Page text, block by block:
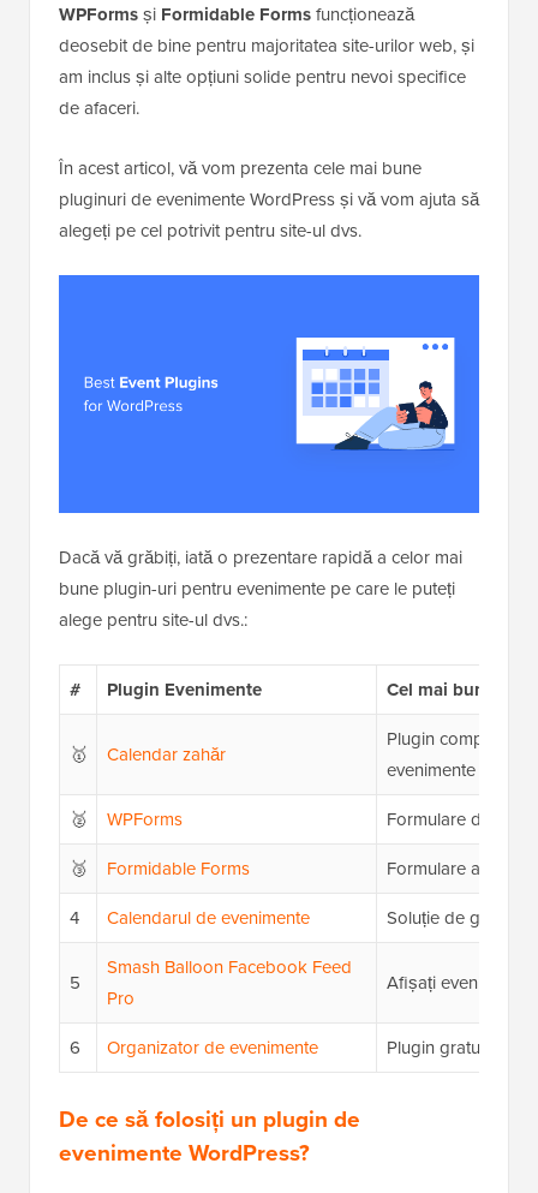
WPFormsși Formidable Formsfuncționează
deosebit de bine pentru majoritatea site-urilor web, și
am inclus și alte opțiuni solide pentru nevoi specifice
de afaceri.
În acest articol, vă vom prezenta cele mai bune
pluginuri de evenimente WordPress și vă vom ajuta să
alegeți pe cel potrivit pentru site-ul dvs.
Dacă vă grăbiți, iată o prezentare rapidă a celor mai
bune plugin-uri pentru evenimente pe care le puteți
alege pentru site-ul dvs.:
# Plugin Evenimente Cel mai bun
🥇 Calendar zahăr
Plugin complet
evenimente
🥈
WPForms
Formulare de
🥉
Formidable Forms
Formulare
4
Calendarul de evenimente Soluție de
5
Smash Balloon Facebook Feed
Pro
Afișați evenimente
6 Organizator de evenimente Plugin gratuit și
De ce să folosiți un plugin de
evenimente WordPress?